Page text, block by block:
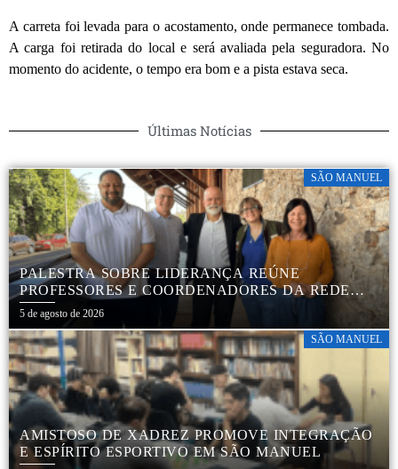
A carreta foi levada para o acostamento, onde permanece tombada.
A carga foi retirada do local e será avaliada pela seguradora. No
momento do acidente, o tempo era bom e a pista estava seca.
Últimas Notícias
SÃO MANUEL
PALESTRA SOBRE LIDERANÇA REÚNE
PROFESSORES E COORDENADORES DA REDE
MUNICIPAL
5 de agosto de 2026
SÃO MANUEL
AMISTOSO DE XADREZ PROMOVE INTEGRAÇÃO
E ESPÍRITO ESPORTIVO EM SÃO MANUEL